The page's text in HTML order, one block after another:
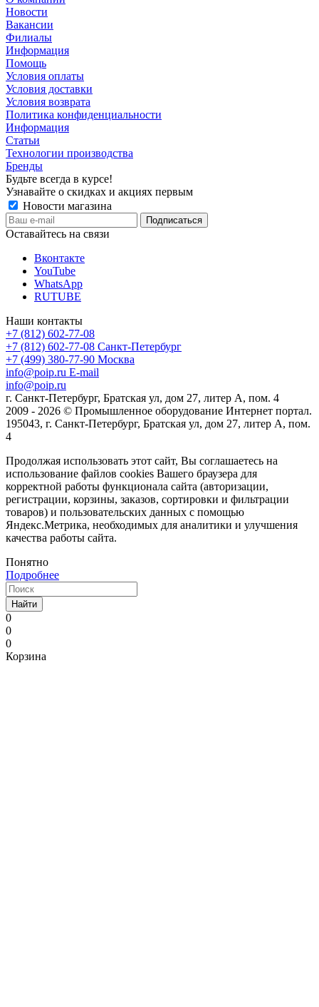
Новости
Вакансии
Филиалы
Информация
Помощь
Условия оплаты
Условия доставки
Условия возврата
Политика конфиденциальности
Информация
Статьи
Технологии производства
Бренды
Будьте всегда в курсе!
Узнавайте о скидках и акциях первым
Новости магазина
Оставайтесь на связи
Вконтакте
YouTube
WhatsApp
RUTUBE
Наши контакты
+7 (812) 602-77-08
+7 (812) 602-77-08 Санкт-Петербург
+7 (499) 380-77-90 Москва
info@poip.ru E-mail
info@poip.ru
г. Санкт-Петербург, Братская ул, дом 27, литер А, пом. 4
2009 - 2026 © Промышленное оборудование Интернет портал.
195043, г. Санкт-Петербург, Братская ул, дом 27, литер А, пом.
4
Продолжая использовать этот сайт, Вы соглашаетесь на
использование файлов cookies Вашего браузера для
корректной работы функционала сайта (авторизации,
регистрации, корзины, заказов, сортировки и фильтрации
товаров) и пользовательских данных с помощью
Яндекс.Метрика, необходимых для аналитики и улучшения
качества работы сайта.
Понятно
Подробнее
Найти
0
0
0
Корзина